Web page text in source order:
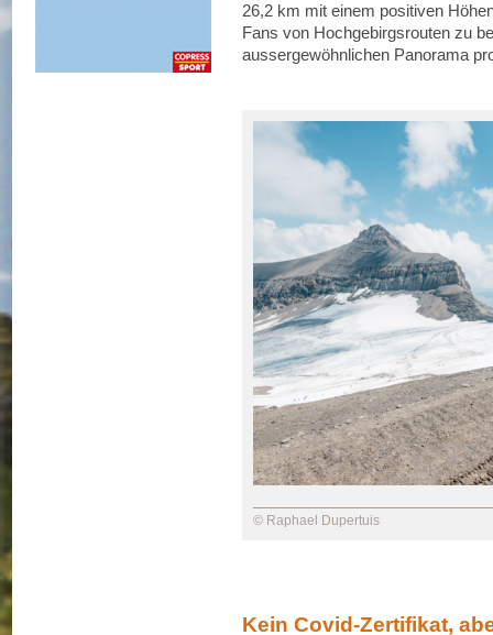
26,2 km mit einem positiven
Fans von Hochgebirgsrouten zu
aussergewöhnlichen Panorama
© Raphael Dupertuis
Kein Covid-Zertifikat,